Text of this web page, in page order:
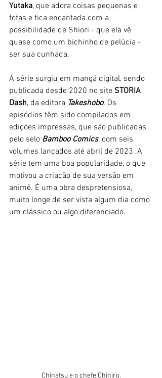
Yutaka, que adora coisas pequenas e
fofas e fica encantada com a
possibilidade de Shiori - que ela vê
quase como um bichinho de pelúcia -
ser sua cunhada.
A série surgiu em mangá digital, sendo
publicada desde 2020 no site STORIA
Dash, da editora Takeshobo. Os
episódios têm sido compilados em
edições impressas, que são publicadas
pelo selo Bamboo Comics, com seis
volumes lançados até abril de 2023. A
série tem uma boa popularidade, o que
motivou a criação de sua versão em
animê. É uma obra despretensiosa,
muito longe de ser vista algum dia como
um clássico ou algo diferenciado.
Chinatsu e o chefe Chihiro.